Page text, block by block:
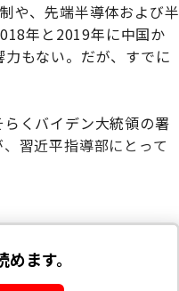
や、先端半導体および半
年と2019年に中国か
もない。だが、すでに
くバイデン大統領の署
習近平指導部にとって